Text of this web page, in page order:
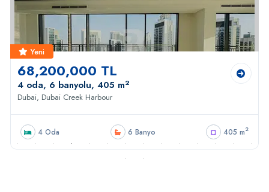
Yeni
68,200,000 TL
4 oda, 6 banyolu, 405 m2
Dubai, Dubai Creek Harbour
4 Oda 6 Banyo 405 m2